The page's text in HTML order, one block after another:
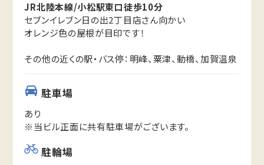
JR北陸本線/小松駅東口徒歩10分
セブンイレブン日の出2丁目店さん向かい
オレンジ色の屋根が目印です！
その他の近くの駅・バス停：明峰、粟津、動橋、加賀温泉
駐車場
あり
※当ビル正面に共有駐車場がございます。
駐輪場